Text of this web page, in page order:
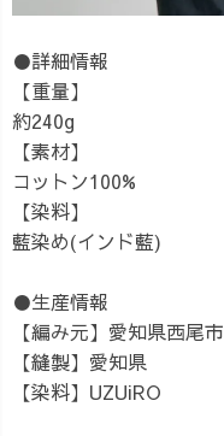
●詳細情報
【重量】
約240g
【素材】
コットン100%
【染料】
藍染め(インド藍)
●生産情報
【編み元】愛知県西尾市
【縫製】愛知県
【染料】UZUiRO